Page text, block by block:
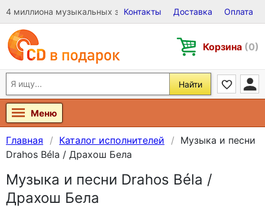
4 миллиона музыкальных записей на Виниле, CD и DVD
Контакты Доставка Оплата
Корзина (0)
Найти
Меню
Главная Каталог исполнителей
Музыка и песни
Drahos Béla / Драхош Бела
Музыка и песни Drahos Béla /
Драхош Бела